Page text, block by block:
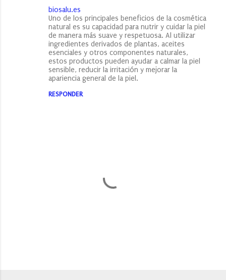
biosalu.es
Uno de los principales beneficios de la cosmética
natural es su capacidad para nutrir y cuidar la piel
de manera más suave y respetuosa. Al utilizar
ingredientes derivados de plantas, aceites
esenciales y otros componentes naturales,
estos productos pueden ayudar a calmar la piel
sensible, reducir la irritación y mejorar la
apariencia general de la piel.
RESPONDER